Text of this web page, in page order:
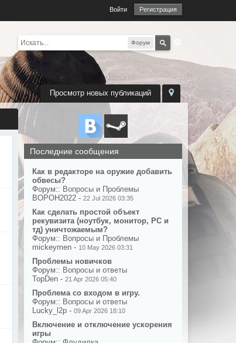
Войти Регистрация
Форум
Просмотр новых публикаций
Последние сообщения
Как в редакторе на оружие добавить
обвесы?
Форум:: Вопросы и Проблемы
BOPOH2022 - 22 Jul 2026 03:35
Как сделать простой объект
рекувизита (ноутбук, монитор, PC и
тд) уничтожаемым?
Форум:: Вопросы и Проблемы
mickeymen - 10 May 2026 03:31
Проблемы новичков
Форум:: Вопросы и ответы
TopDen - 21 Apr 2026 05:40
Проблема со входом в игру.
Форум:: Вопросы и ответы
Lucky_l2p - 09 Apr 2026 18:10
Включение и отключение ускорения
игры